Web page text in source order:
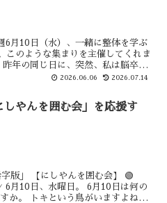
6月10日（水）、一緒に整体を学ぶ
このような集まりを主催してくれま
年の同じ日に、突然、私は脳卒中
にトラックに...2026.06.06 2026.07.14
しやんを囲む会」を応援す
版」 【にしやんを囲む会】 🟢
月10日、水曜日。 6月10日は何の
か。 トキという鳥がいますよね。